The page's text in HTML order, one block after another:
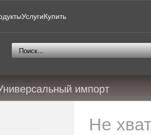
УслугиКупить
импорт
Не